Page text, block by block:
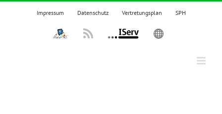
Zum
Impressum Datenschutz Vertretungsplan SPH
IPadsTKSRss IServ English